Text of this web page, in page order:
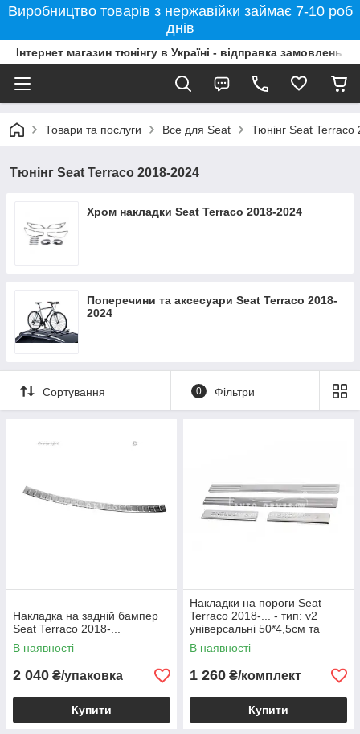
Виробництво товарів з нержавійки займає 7-10 роб
днів
Інтернет магазин тюнінгу в Україні - відправка замовлень
Товари та послуги Все для Seat Тюнінг Seat Terraco
Тюнінг Seat Terraco 2018-2024
Хром накладки Seat Terraco 2018-2024
Поперечини та аксесуари Seat Terraco 2018-
2024
Сортування 0 Фільтри
Накладка на задній бампер
Seat Terraco 2018-...
В наявності
2 040 ₴/упаковка
Купити
Накладки на пороги Seat
Terraco 2018-... - тип: v2
універсальні 50*4,5см та
21*4,5см
В наявності
1 260 ₴/комплект
Купити